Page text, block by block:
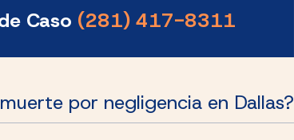
Caso (281) 417-8311
por negligencia en Dallas?